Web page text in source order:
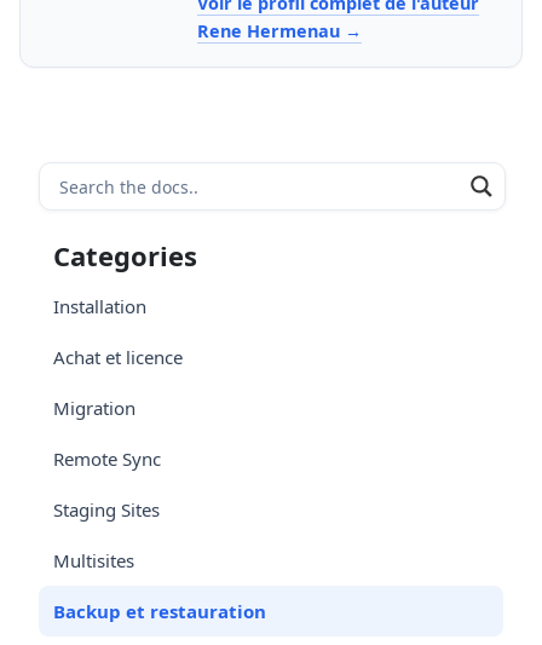
Rene Hermenau
Categories
Installation
Achat et licence
Migration
Remote Sync
Staging Sites
Multisites
Backup et restauration